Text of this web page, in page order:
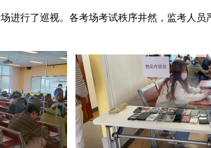
进行了巡视。各考场考试秩序井然，监考人